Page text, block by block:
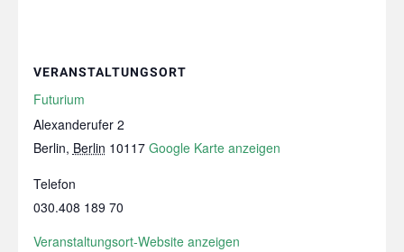
VERANSTALTUNGSORT
Futurium
Alexanderufer 2
Berlin, Berlin 10117 Google Karte anzeigen
Telefon
030.408 189 70
Veranstaltungsort-Website anzeigen